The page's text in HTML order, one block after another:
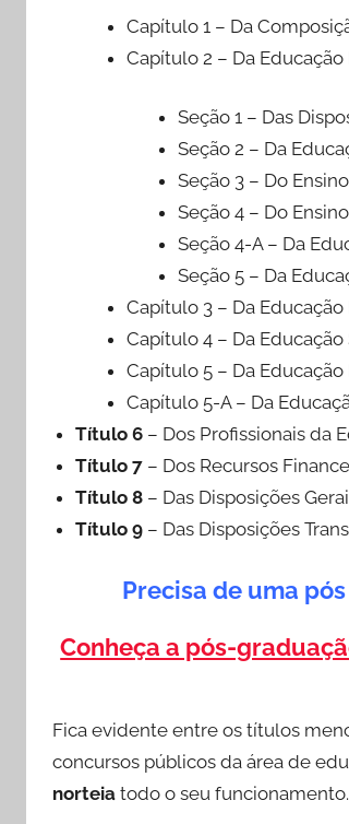
Capítulo 1 – Da
Capítulo 2 – Da Educação
Seção 1 – Das
Seção 2 – Da
Seção 3 – Do
Seção 4 – Do
Seção 4-A – Da
Seção 5 – Da
Capítulo 3 – Da
Capítulo 4 – Da
Capítulo 5 – Da Educação
Capítulo 5-A – Da
Título 6 – Dos Profissionais da
Título 7 – Dos Recursos
Título 8 – Das Disposições
Título 9 – Das Disposições
Precisa de uma
Conheça a pós-
Fica evidente entre os títulos
concursos públicos da área de
norteia todo o seu funcionamento.